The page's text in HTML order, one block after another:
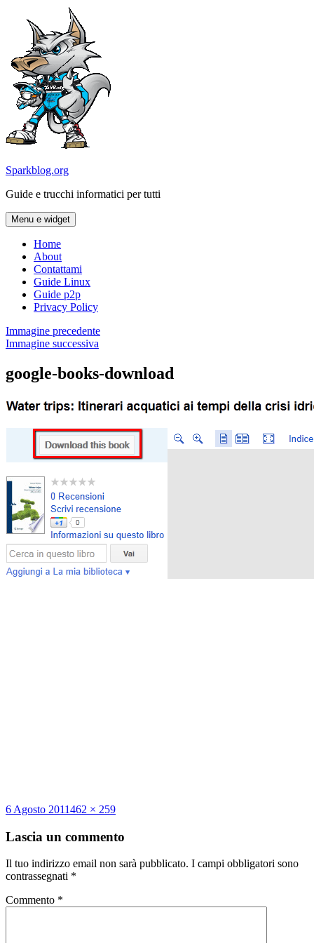
contenuto
Sparkblog.org
Guide e trucchi informatici per tutti
Menu e widget
Home
About
Contattami
Guide Linux
Guide p2p
Privacy Policy
Immagine precedente
Immagine successiva
google-books-download
Scritto
6 Agosto 2011Dimensione
462 × 259
Lascia un commento
Il tuo indirizzo email non sarà pubblicato. I campi obbligatori sono
contrassegnati *
Commento *